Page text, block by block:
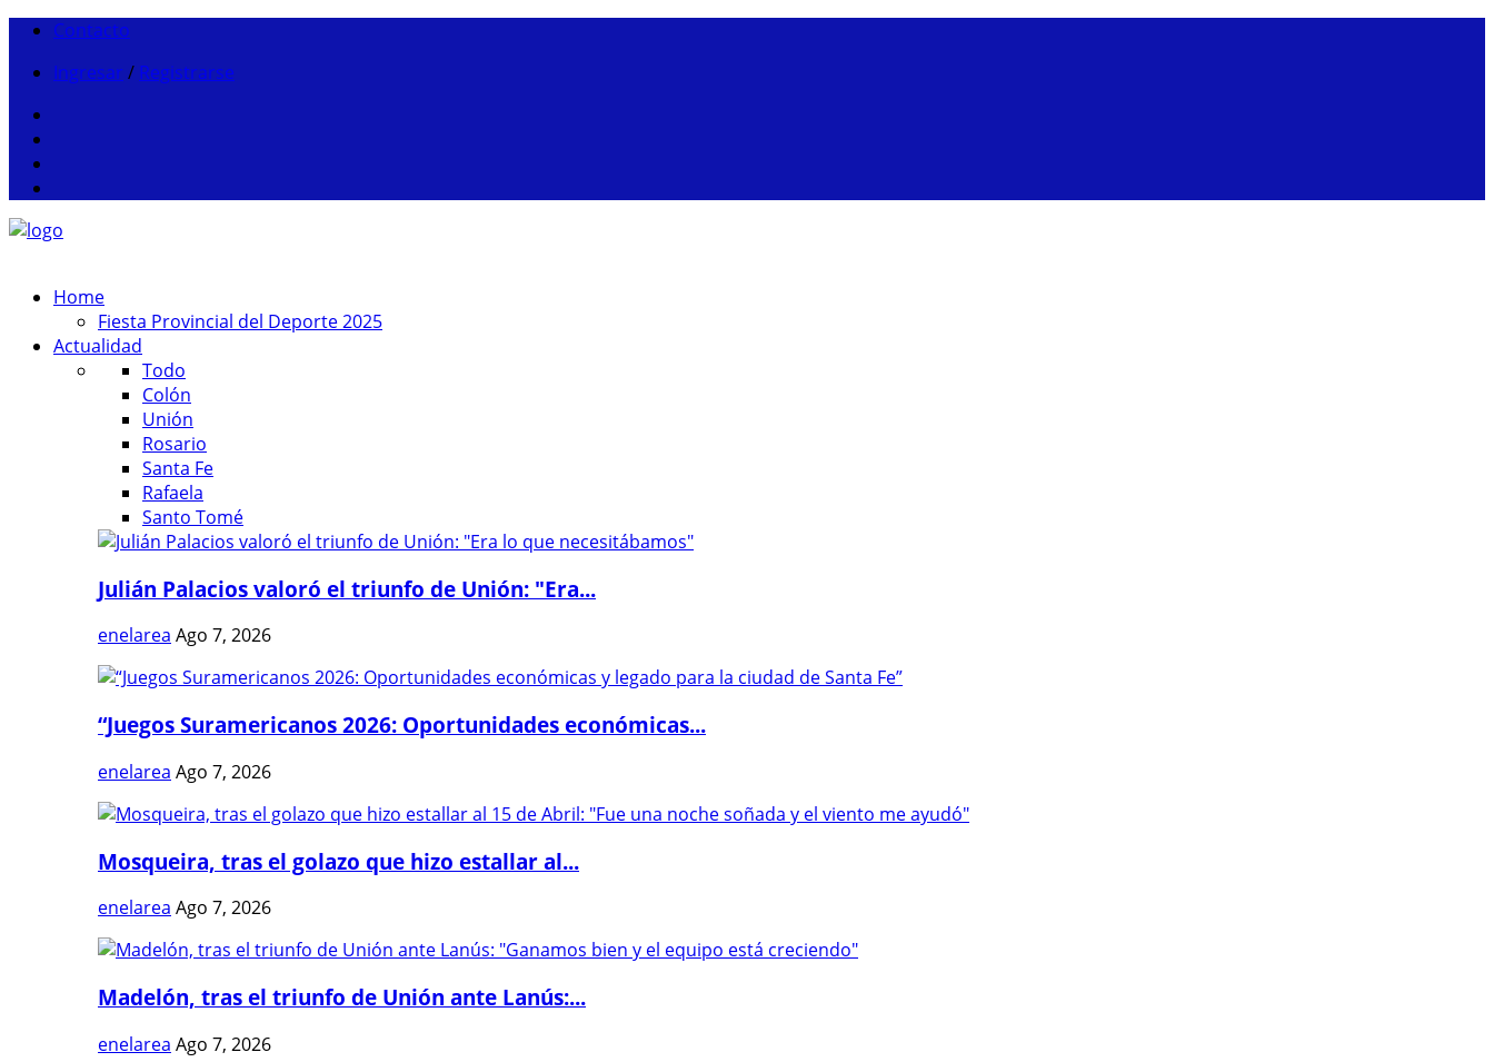
Contacto
Ingresar / Registrarse
Home
Fiesta Provincial del Deporte 2025
Actualidad
Todo
Colón
Unión
Rosario
Santa Fe
Rafaela
Santo Tomé
Julián Palacios valoró el triunfo de Unión: "Era...
enelarea Ago 7, 2026
“Juegos Suramericanos 2026: Oportunidades económicas...
enelarea Ago 7, 2026
Mosqueira, tras el golazo que hizo estallar al...
enelarea Ago 7, 2026
Madelón, tras el triunfo de Unión ante Lanús:...
enelarea Ago 7, 2026